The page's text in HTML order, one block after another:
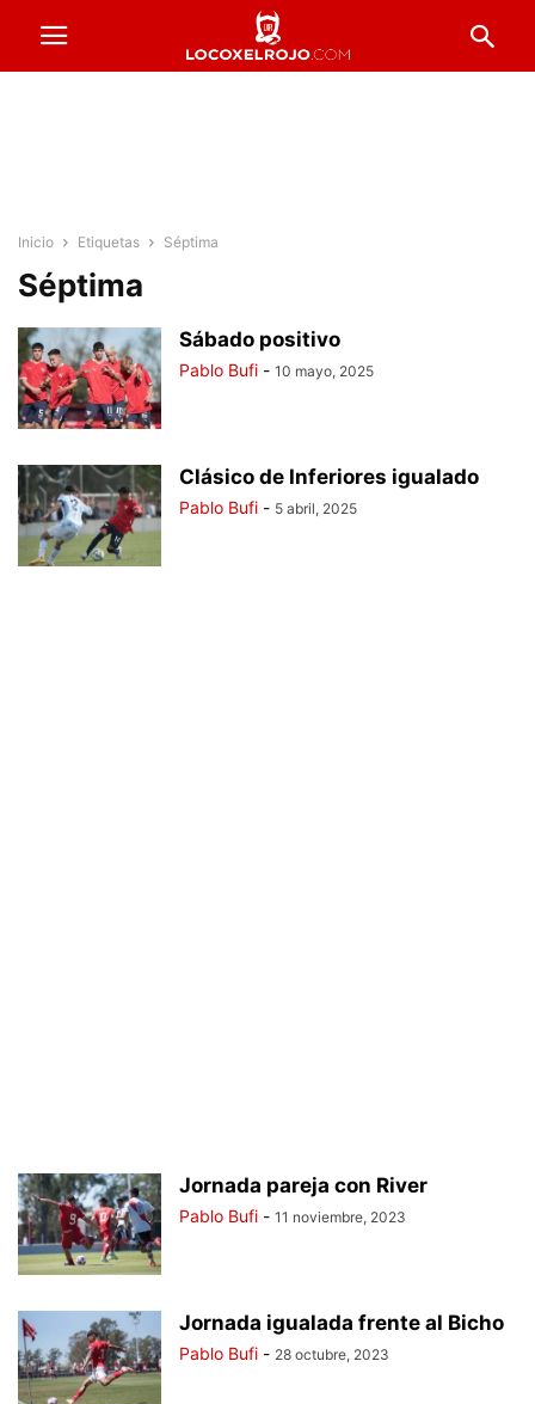
Inicio Etiquetas Séptima
Séptima
Sábado positivo
Pablo Bufi - 10 mayo, 2025
Clásico de Inferiores igualado
Pablo Bufi - 5 abril, 2025
Jornada pareja con River
Pablo Bufi - 11 noviembre, 2023
Jornada igualada frente al Bicho
Pablo Bufi - 28 octubre, 2023